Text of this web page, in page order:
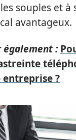
souples et à
avantageux.
également :
?